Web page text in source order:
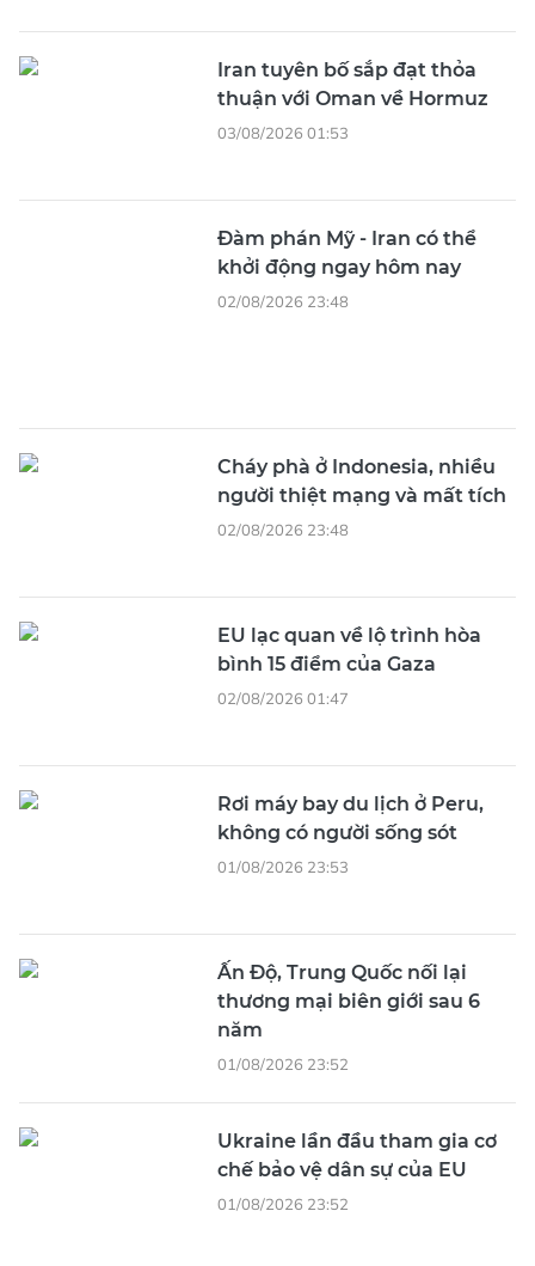
Iran tuyên bố sắp đạt thỏa
thuận với Oman về Hormuz
03/08/2026 01:53
Đàm phán Mỹ - Iran có thể
khởi động ngay hôm nay
02/08/2026 23:48
Cháy phà ở Indonesia, nhiều
người thiệt mạng và mất tích
02/08/2026 23:48
EU lạc quan về lộ trình hòa
bình 15 điểm của Gaza
02/08/2026 01:47
Rơi máy bay du lịch ở Peru,
không có người sống sót
01/08/2026 23:53
Ấn Độ, Trung Quốc nối lại
thương mại biên giới sau 6
năm
01/08/2026 23:52
Ukraine lần đầu tham gia cơ
chế bảo vệ dân sự của EU
01/08/2026 23:52